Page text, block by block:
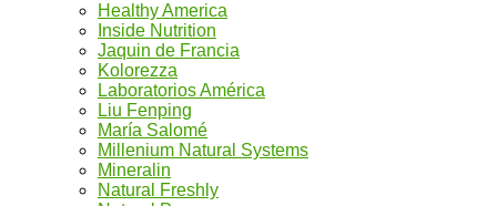
Healthy America
Inside Nutrition
Jaquin de Francia
Kolorezza
Laboratorios América
Liu Fenping
María Salomé
Millenium Natural Systems
Mineralin
Natural Freshly